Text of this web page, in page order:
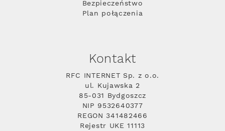
Bezpieczeństwo
Plan połączenia
Kontakt
RFC INTERNET Sp. z o.o.
ul. Kujawska 2
85-031 Bydgoszcz
NIP 9532640377
REGON 341482466
Rejestr UKE 11113